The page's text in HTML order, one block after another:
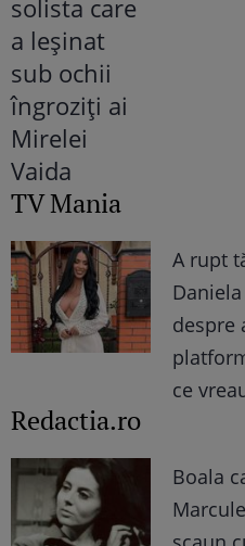
TV Mania
A rupt
despre
ce
Redactia.ro
Boala